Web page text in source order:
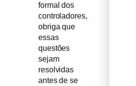
formal dos
controladores,
obriga que
essas
questões
sejam
resolvidas
antes de se